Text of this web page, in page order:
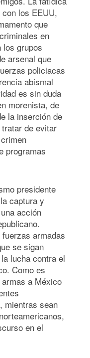
los EEUU,
que
en
los grupos
arsenal que
policiacas
abismal
es sin duda
morenista, de
la inserción de
de evitar
programas
presidente
captura y
acción
armadas
se sigan
lucha contra el
Como es
a México
mientras sean
en el